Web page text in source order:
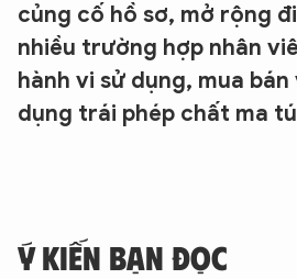
củng cố hồ sơ, mở rộng
nhiều trường hợp nhân
hành vi sử dụng, mua
dụng trái phép chất ma
Ý KIẾN BẠN ĐỌC